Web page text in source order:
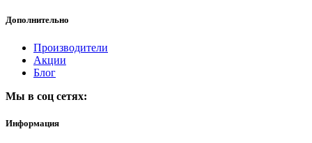
Дополнительно
Производители
Акции
Блог
Мы в соц сетях:
Информация